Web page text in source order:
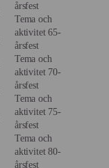
årsfest
Tema och
aktivitet 65-
årsfest
Tema och
aktivitet 70-
årsfest
Tema och
aktivitet 75-
årsfest
Tema och
aktivitet 80-
årsfest